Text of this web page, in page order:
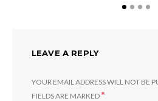
LEAVE A REPLY
YOUR EMAIL ADDRESS WILL NOT BE
FIELDS ARE MARKED*